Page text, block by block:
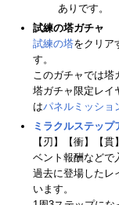
ありです。
試練の塔ガチャ
試練の塔をクリア
す。
このガチャでは塔
塔ガチャ限定レイ
はパネルミッショ
ミラクルステップ
【刃】【衝】【
ベント報酬などで
過去に登場したレ
います。